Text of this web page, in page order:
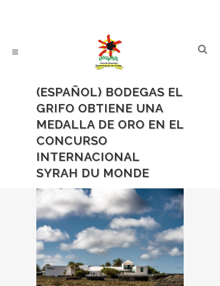
(ESPAÑOL) BODEGAS EL
GRIFO OBTIENE UNA
MEDALLA DE ORO EN EL
CONCURSO
INTERNACIONAL
SYRAH DU MONDE